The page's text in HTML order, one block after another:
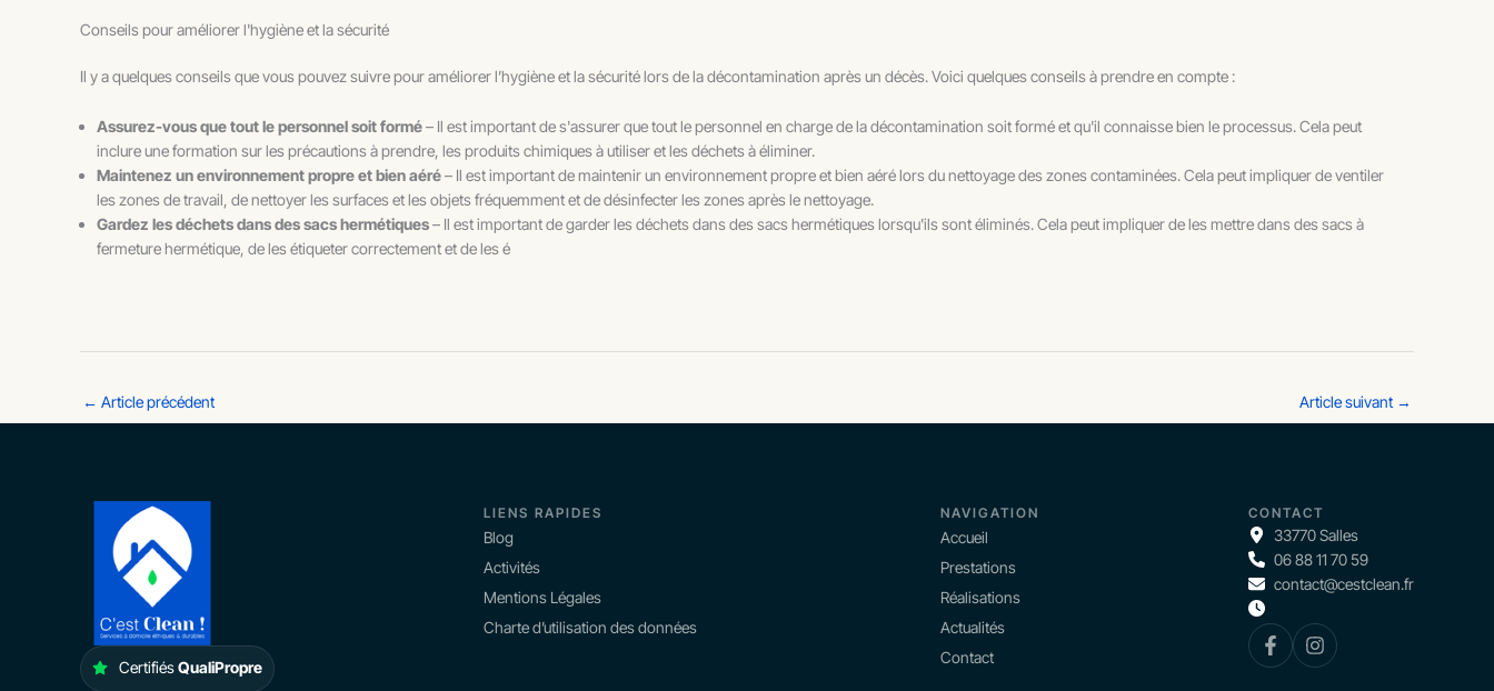
Conseils pour améliorer l'hygiène et la sécurité
Il y a quelques conseils que vous pouvez suivre pour améliorer l’hygiène et la sécurité lors de la décontamination après un décès. Voici quelques conseils à prendre en compte :
Assurez-vous que tout le personnel soit formé– Il est important de s'assurer que tout le personnel en charge de la décontamination soit formé et qu'il connaisse bien le processus. Cela peut
inclure une formation sur les précautions à prendre, les produits chimiques à utiliser et les déchets à éliminer.
Maintenez un environnement propre et bien aéré– Il est important de maintenir un environnement propre et bien aéré lors du nettoyage des zones contaminées. Cela peut impliquer de ventiler
les zones de travail, de nettoyer les surfaces et les objets fréquemment et de désinfecter les zones après le nettoyage.
Gardez les déchets dans des sacs hermétiques– Il est important de garder les déchets dans des sacs hermétiques lorsqu'ils sont éliminés. Cela peut impliquer de les mettre dans des sacs à
fermeture hermétique, de les étiqueter correctement et de les é
← Article précédent Article suivant →
CertifiésQualiPropre
LIENS RAPIDES
Blog
Activités
Mentions Légales
Charte d’utilisation des données
NAVIGATION
Accueil
Prestations
Réalisations
Actualités
Contact
CONTACT
33770 Salles
06 88 11 70 59
contact@cestclean.fr